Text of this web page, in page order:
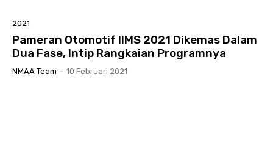
2021
Pameran Otomotif IIMS 2021 Dikemas Dalam
Dua Fase, Intip Rangkaian Programnya
NMAA Team - 10 Februari 2021